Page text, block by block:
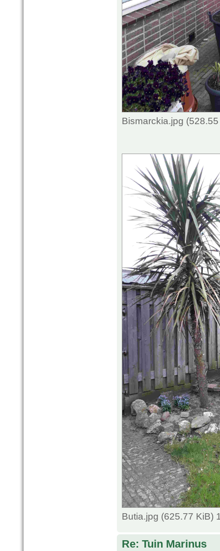
Bismarckia.jpg
Butia.jpg (625.77 KiB)
Re: Tuin Marinus